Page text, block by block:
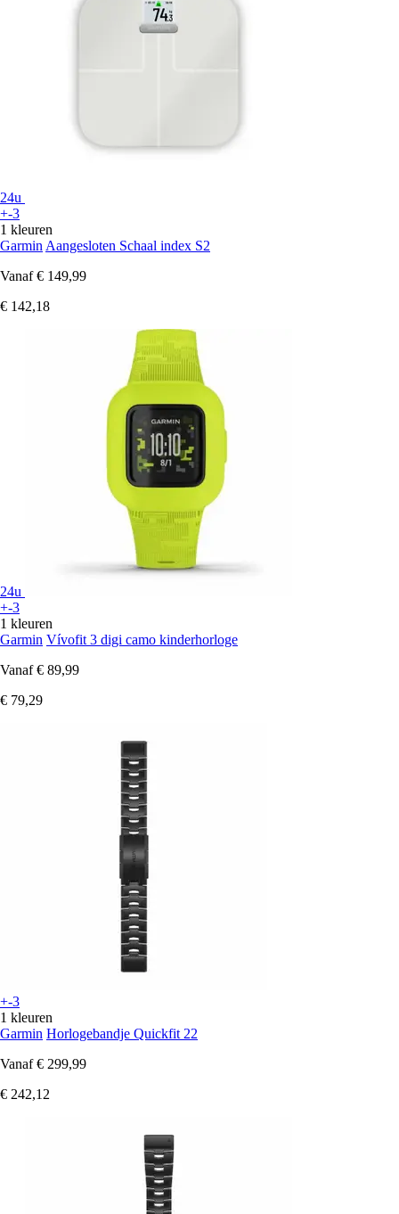
24u
+-3
1 kleuren
Garmin Aangesloten Schaal index S2
Vanaf € 149,99
€ 142,18
24u
+-3
1 kleuren
Garmin Vívofit 3 digi camo kinderhorloge
Vanaf € 89,99
€ 79,29
+-3
1 kleuren
Garmin Horlogebandje Quickfit 22
Vanaf € 299,99
€ 242,12